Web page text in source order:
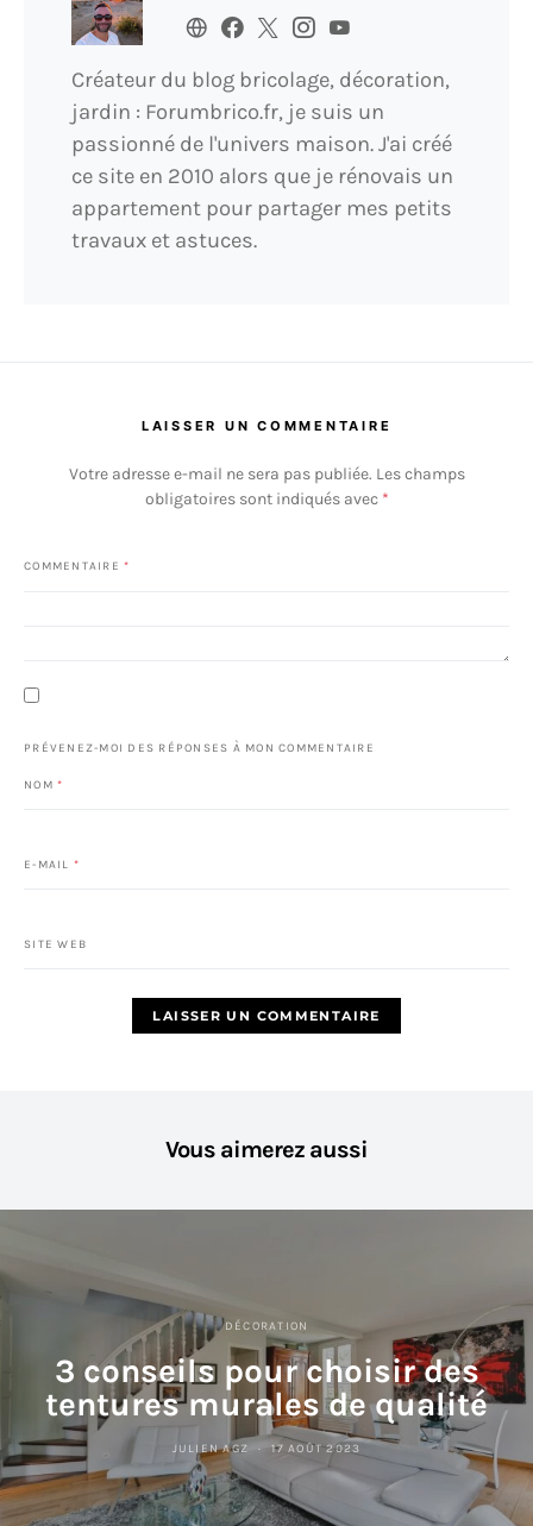
Créateur du blog bricolage, décoration,
jardin : Forumbrico.fr, je suis un
passionné de l'univers maison. J'ai créé
ce site en 2010 alors que je rénovais un
appartement pour partager mes petits
travaux et astuces.
LAISSER UN COMMENTAIRE
Votre adresse e-mail ne sera pas publiée. Les champs
obligatoires sont indiqués avec *
COMMENTAIRE *
PRÉVENEZ-MOI DES RÉPONSES À MON COMMENTAIRE
NOM *
E-MAIL *
SITE WEB
Vous aimerez aussi
DÉCORATION
3 conseils pour choisir des
tentures murales de qualité
JULIEN AGZ 17 AOÛT 2023